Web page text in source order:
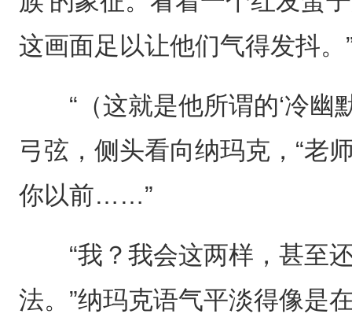
这画面足以让他们气得发抖。
“（这就是他所谓的‘冷幽
弓弦，侧头看向纳玛克，“老
你以前……”
“我？我会这两样，甚至还
法。”纳玛克语气平淡得像是